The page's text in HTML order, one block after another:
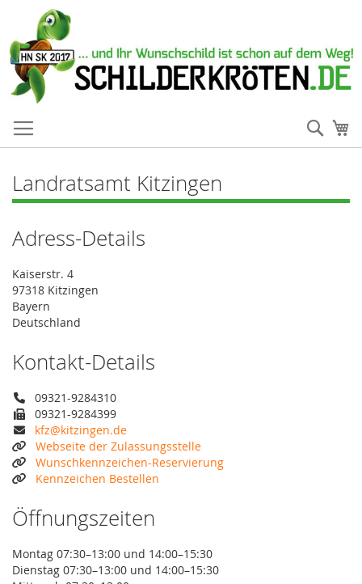
Landratsamt Kitzingen
Adress-Details
Kaiserstr. 4
97318 Kitzingen
Bayern
Deutschland
Kontakt-Details
09321-9284310
09321-9284399
kfz@kitzingen.de
Webseite der Zulassungsstelle
Wunschkennzeichen-Reservierung
Kennzeichen Bestellen
Öffnungszeiten
Montag 07:30–13:00 und 14:00–15:30
Dienstag 07:30–13:00 und 14:00–15:30